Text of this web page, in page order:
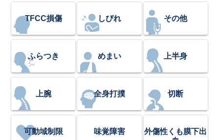
TFCC損傷 しびれ その他
ふらつき めまい 上半身
上腕 全身打撲 切断
可動域制限 味覚障害
外傷性くも膜下出